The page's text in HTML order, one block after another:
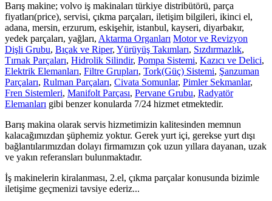
Barış makine; volvo iş makinaları türkiye distribütörü, parça
fiyatları(price), servisi, çıkma parçaları, iletişim bilgileri, ikinci el,
adana, mersin, erzurum, eskişehir, istanbul, kayseri, diyarbakır,
yedek parçaları, yağları, Aktarma Organları Motor ve Revizyon
Dişli Grubu, Bıçak ve Riper, Yürüyüş Takımları, Sızdırmazlık,
Tırnak Parçaları, Hidrolik Silindir, Pompa Sistemi, Kazıcı ve Delici,
Elektrik Elemanları, Filtre Grupları, Tork(Güç) Sistemi, Şanzuman
Parçaları, Rulman Parçaları, Civata Somunlar, Pimler Sekmanlar,
Fren Sistemleri, Manifolt Parçası, Pervane Grubu, Radyatör
Elemanları gibi benzer konularda 7/24 hizmet etmektedir.
Barış makina olarak servis hizmetimizin kalitesinden memnun
kalacağımızdan şüphemiz yoktur. Gerek yurt içi, gerekse yurt dışı
bağlantılarımızdan dolayı firmamızın çok uzun yıllara dayanan, uzak
ve yakın referansları bulunmaktadır.
İş makinelerin kiralanması, 2.el, çıkma parçalar konusunda bizimle
iletişime geçmenizi tavsiye ederiz...